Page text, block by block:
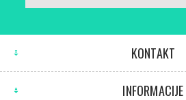
KONTAKT
INFORMACIJE